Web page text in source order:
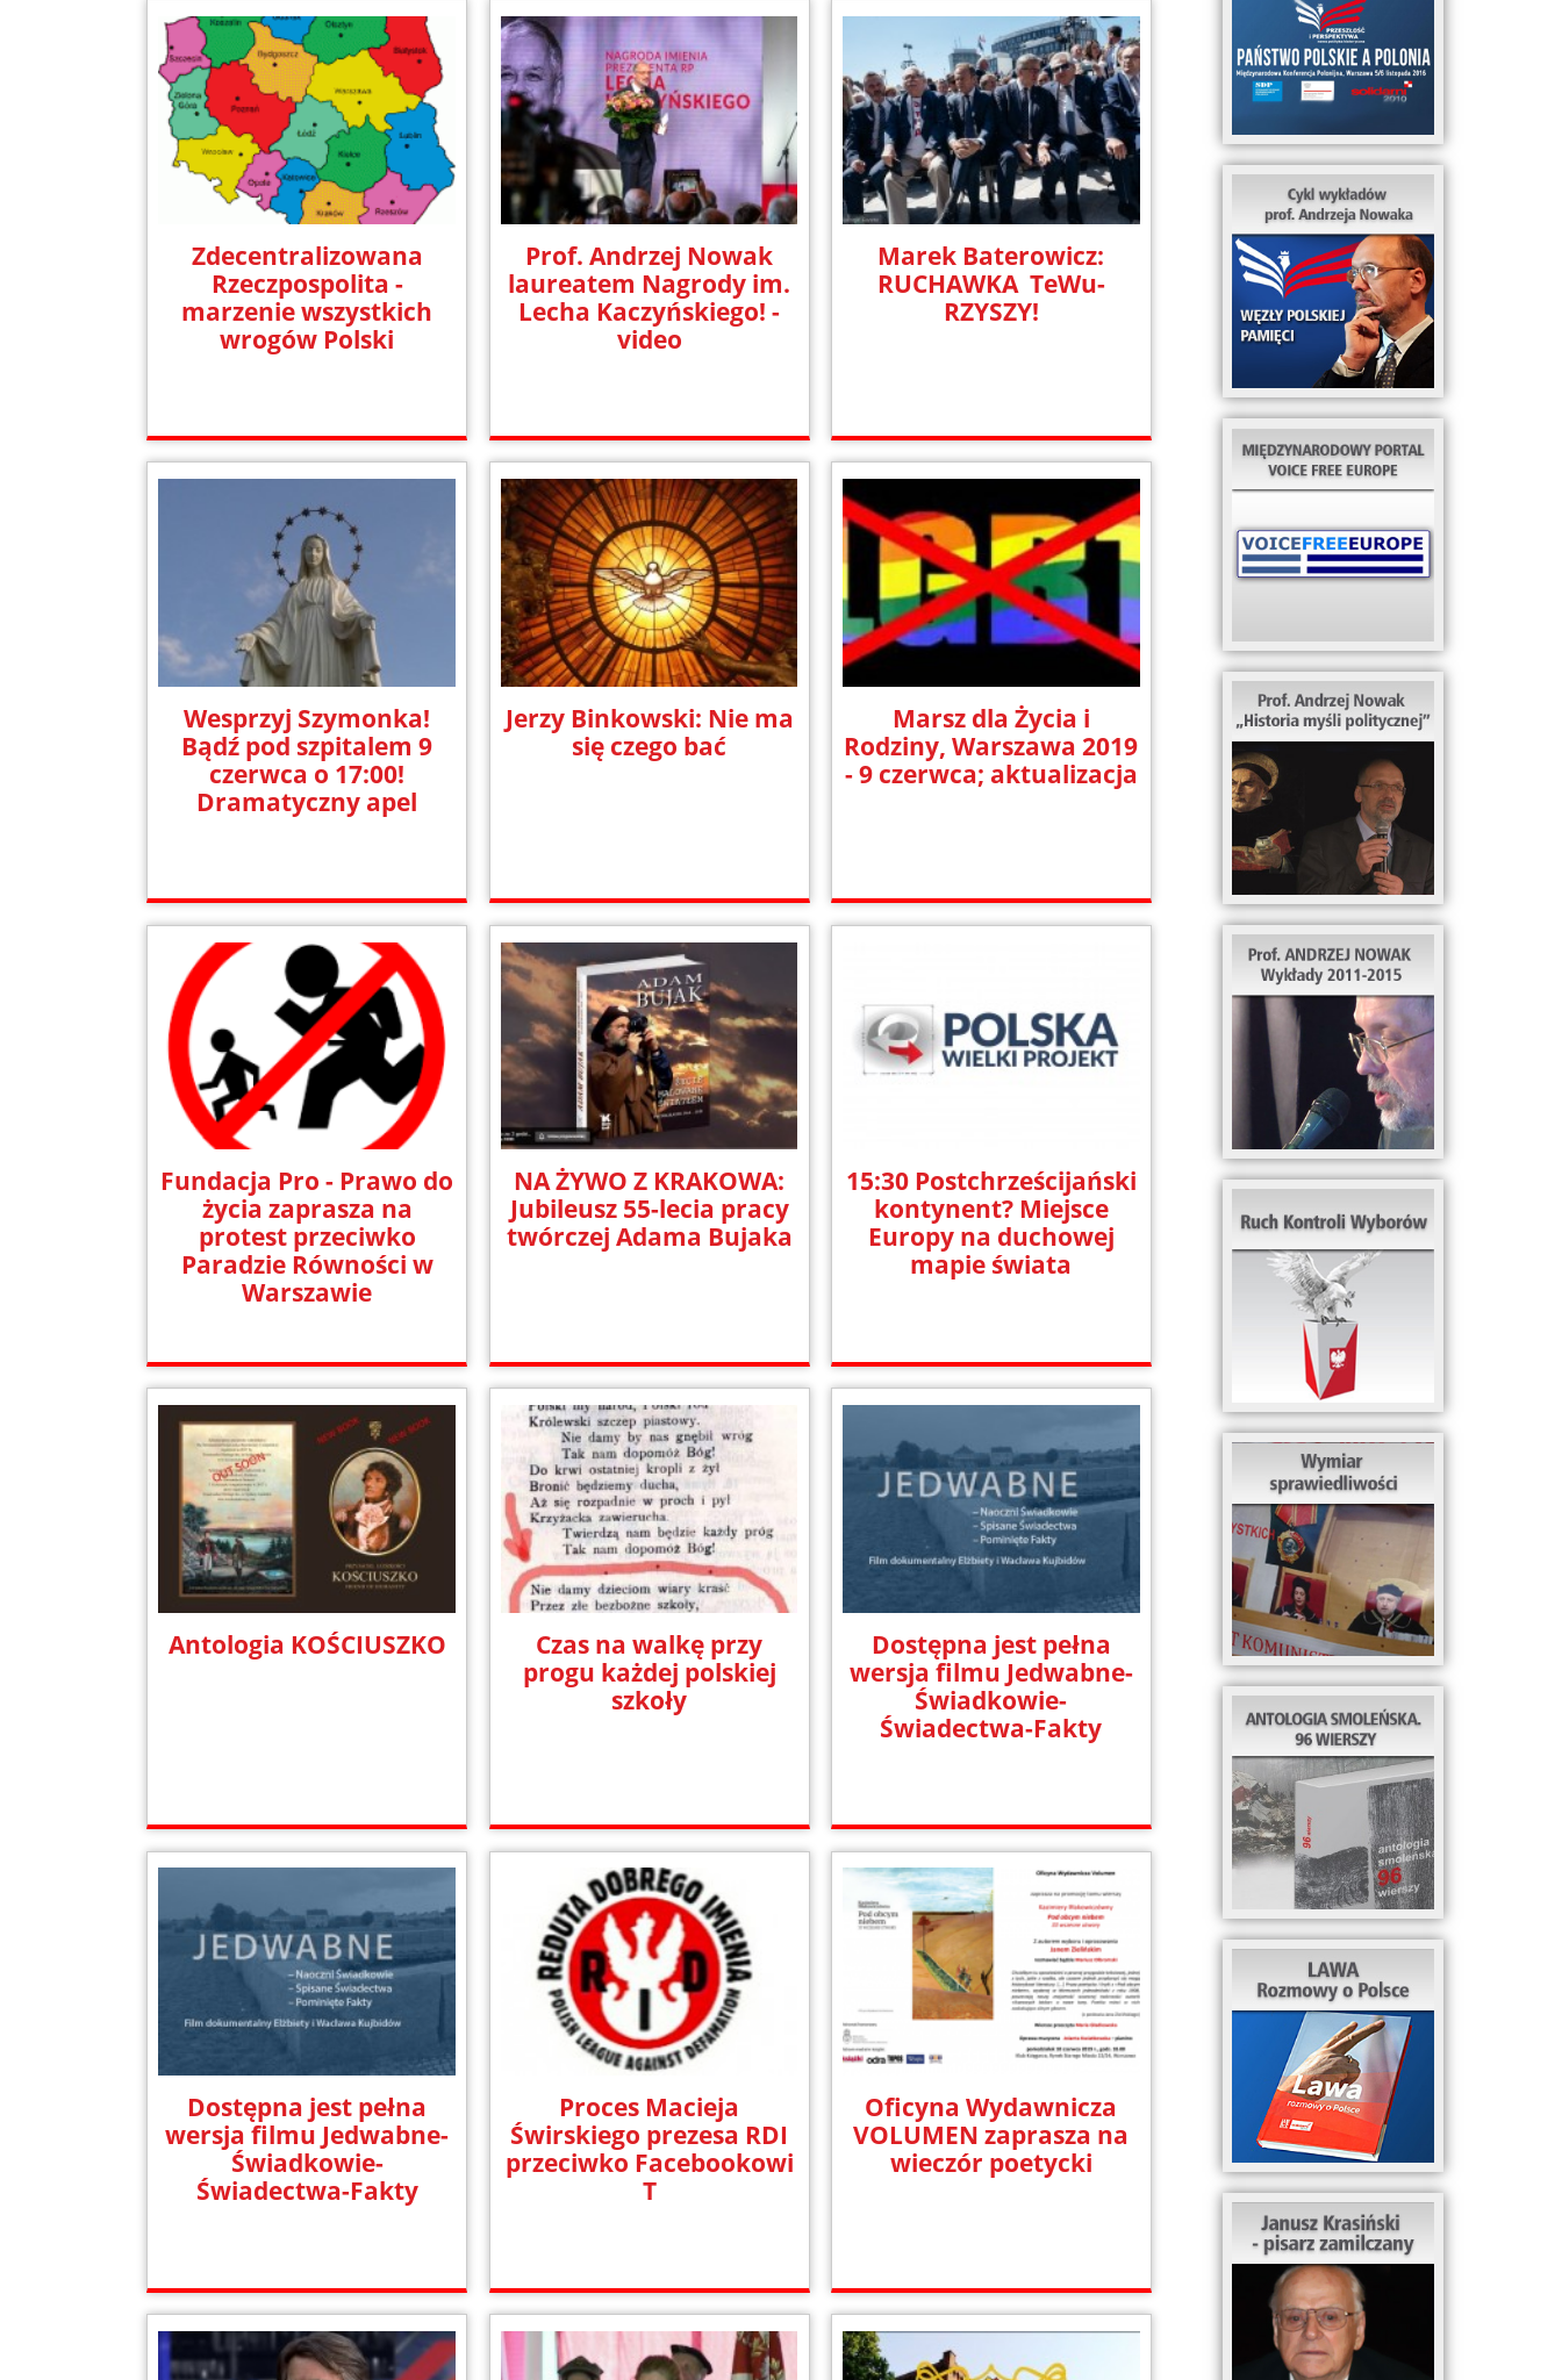
Zdecentralizowana
Rzeczpospolita -
marzenie wszystkich
wrogów Polski
Prof. Andrzej Nowak
laureatem Nagrody im.
Lecha Kaczyńskiego! -
video
Marek Baterowicz:
RUCHAWKA TeWu-
RZYSZY!
Wesprzyj Szymonka!
Bądź pod szpitalem 9
czerwca o 17:00!
Dramatyczny apel
Jerzy Binkowski: Nie ma
się czego bać
Marsz dla Życia i
Rodziny, Warszawa 2019
- 9 czerwca; aktualizacja
Fundacja Pro - Prawo do
życia zaprasza na
protest przeciwko
Paradzie Równości w
Warszawie
NA ŻYWO Z KRAKOWA:
Jubileusz 55-lecia pracy
twórczej Adama Bujaka
15:30 Postchrześcijański
kontynent? Miejsce
Europy na duchowej
mapie świata
Antologia KOŚCIUSZKO
Czas na walkę przy
progu każdej polskiej
szkoły
Dostępna jest pełna
wersja filmu Jedwabne-
Świadkowie-
Świadectwa-Fakty
Dostępna jest pełna
wersja filmu Jedwabne-
Świadkowie-
Świadectwa-Fakty
Proces Macieja
Świrskiego prezesa RDI
przeciwko Facebookowi
T
Oficyna Wydawnicza
VOLUMEN zaprasza na
wieczór poetycki